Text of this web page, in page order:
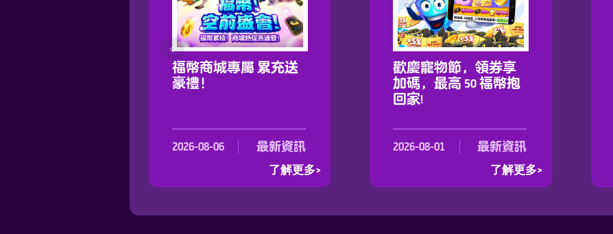
福幣商城專屬 累充送
豪禮！
2026-08-06 最新資訊
了解更多>
歡慶寵物節，領券享
加碼，最高 50 福幣抱
回家!
2026-08-01 最新資訊
了解更多>